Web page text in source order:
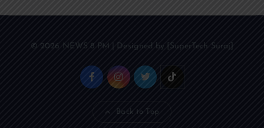
© 2026 NEWS 8 PM | Designed by [SuperTech Suraj]
Back to Top